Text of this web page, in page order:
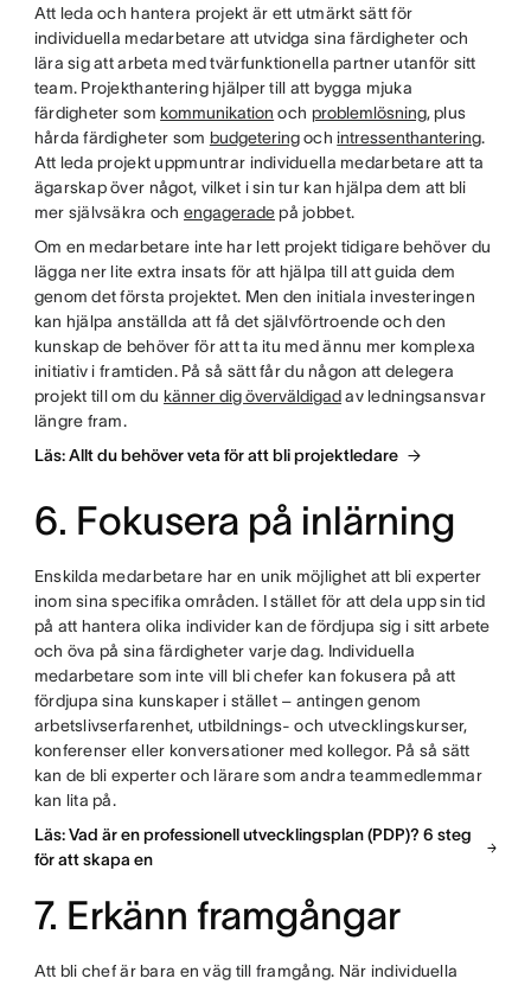
Att leda och hantera projekt är ett utmärkt sätt för
individuella medarbetare att utvidga sina färdigheter och
lära sig att arbeta med tvärfunktionella partner utanför sitt
team. Projekthantering hjälper till att bygga mjuka
färdigheter som kommunikation och problemlösning, plus
hårda färdigheter som budgeteringoch intressenthantering.
Att leda projekt uppmuntrar individuella medarbetare att ta
ägarskap över något, vilket i sin tur kan hjälpa dem att bli
mer självsäkra och engagerade på jobbet.
Om en medarbetare inte har lett projekt tidigare behöver du
lägga ner lite extra insats för att hjälpa till att guida dem
genom det första projektet. Men den initiala investeringen
kan hjälpa anställda att få det självförtroende och den
kunskap de behöver för att ta itu med ännu mer komplexa
initiativ i framtiden. På så sätt får du någon att delegera
projekt till om du känner dig överväldigadav ledningsansvar
längre fram.
Läs: Allt du behöver veta för att bli projektledare
6. Fokusera på inlärning
Enskilda medarbetare har en unik möjlighet att bli experter
inom sina specifika områden. I stället för att dela upp sin tid
på att hantera olika individer kan de fördjupa sig i sitt arbete
och öva på sina färdigheter varje dag. Individuella
medarbetare som inte vill bli chefer kan fokusera på att
fördjupa sina kunskaper i stället – antingen genom
arbetslivserfarenhet, utbildnings- och utvecklingskurser,
konferenser eller konversationer med kollegor. På så sätt
kan de bli experter och lärare som andra teammedlemmar
kan lita på.
Läs: Vad är en professionell utvecklingsplan (PDP)? 6 steg
för att skapa en
7. Erkänn framgångar
Att bli chef är bara en väg till framgång. När individuella